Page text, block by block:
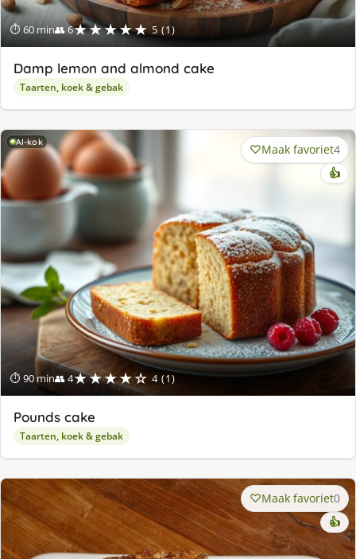
⏱ 60 min👥 6★★★★★ 5 (1)
Damp lemon and almond cake
Taarten, koek & gebak
AI-kok
⏱ 90 min👥 4★★★★☆ 4 (1)
Maak favoriet4
👍
Pounds cake
Taarten, koek & gebak
Maak favoriet0
👍